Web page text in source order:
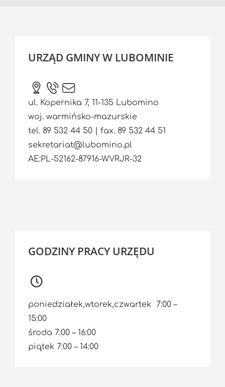
URZĄD GMINY W LUBOMINIE
ul. Kopernika 7, 11-135 Lubomino
woj. warmińsko-mazurskie
tel. 89 532 44 50 | fax. 89 532 44 51
sekretariat@lubomino.pl
AE:PL-52162-87916-WVRJR-32
GODZINY PRACY URZĘDU
poniedziałek,wtorek,czwartek 7:00 –
15:00
środa 7:00 – 16:00
piątek 7:00 – 14:00